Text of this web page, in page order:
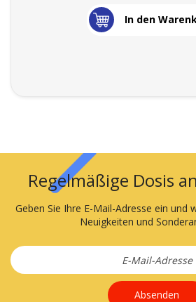
In den
Regelmäßige Dosis
Geben Sie Ihre E-Mail-Adresse ein und
Neuigkeiten und
Absenden